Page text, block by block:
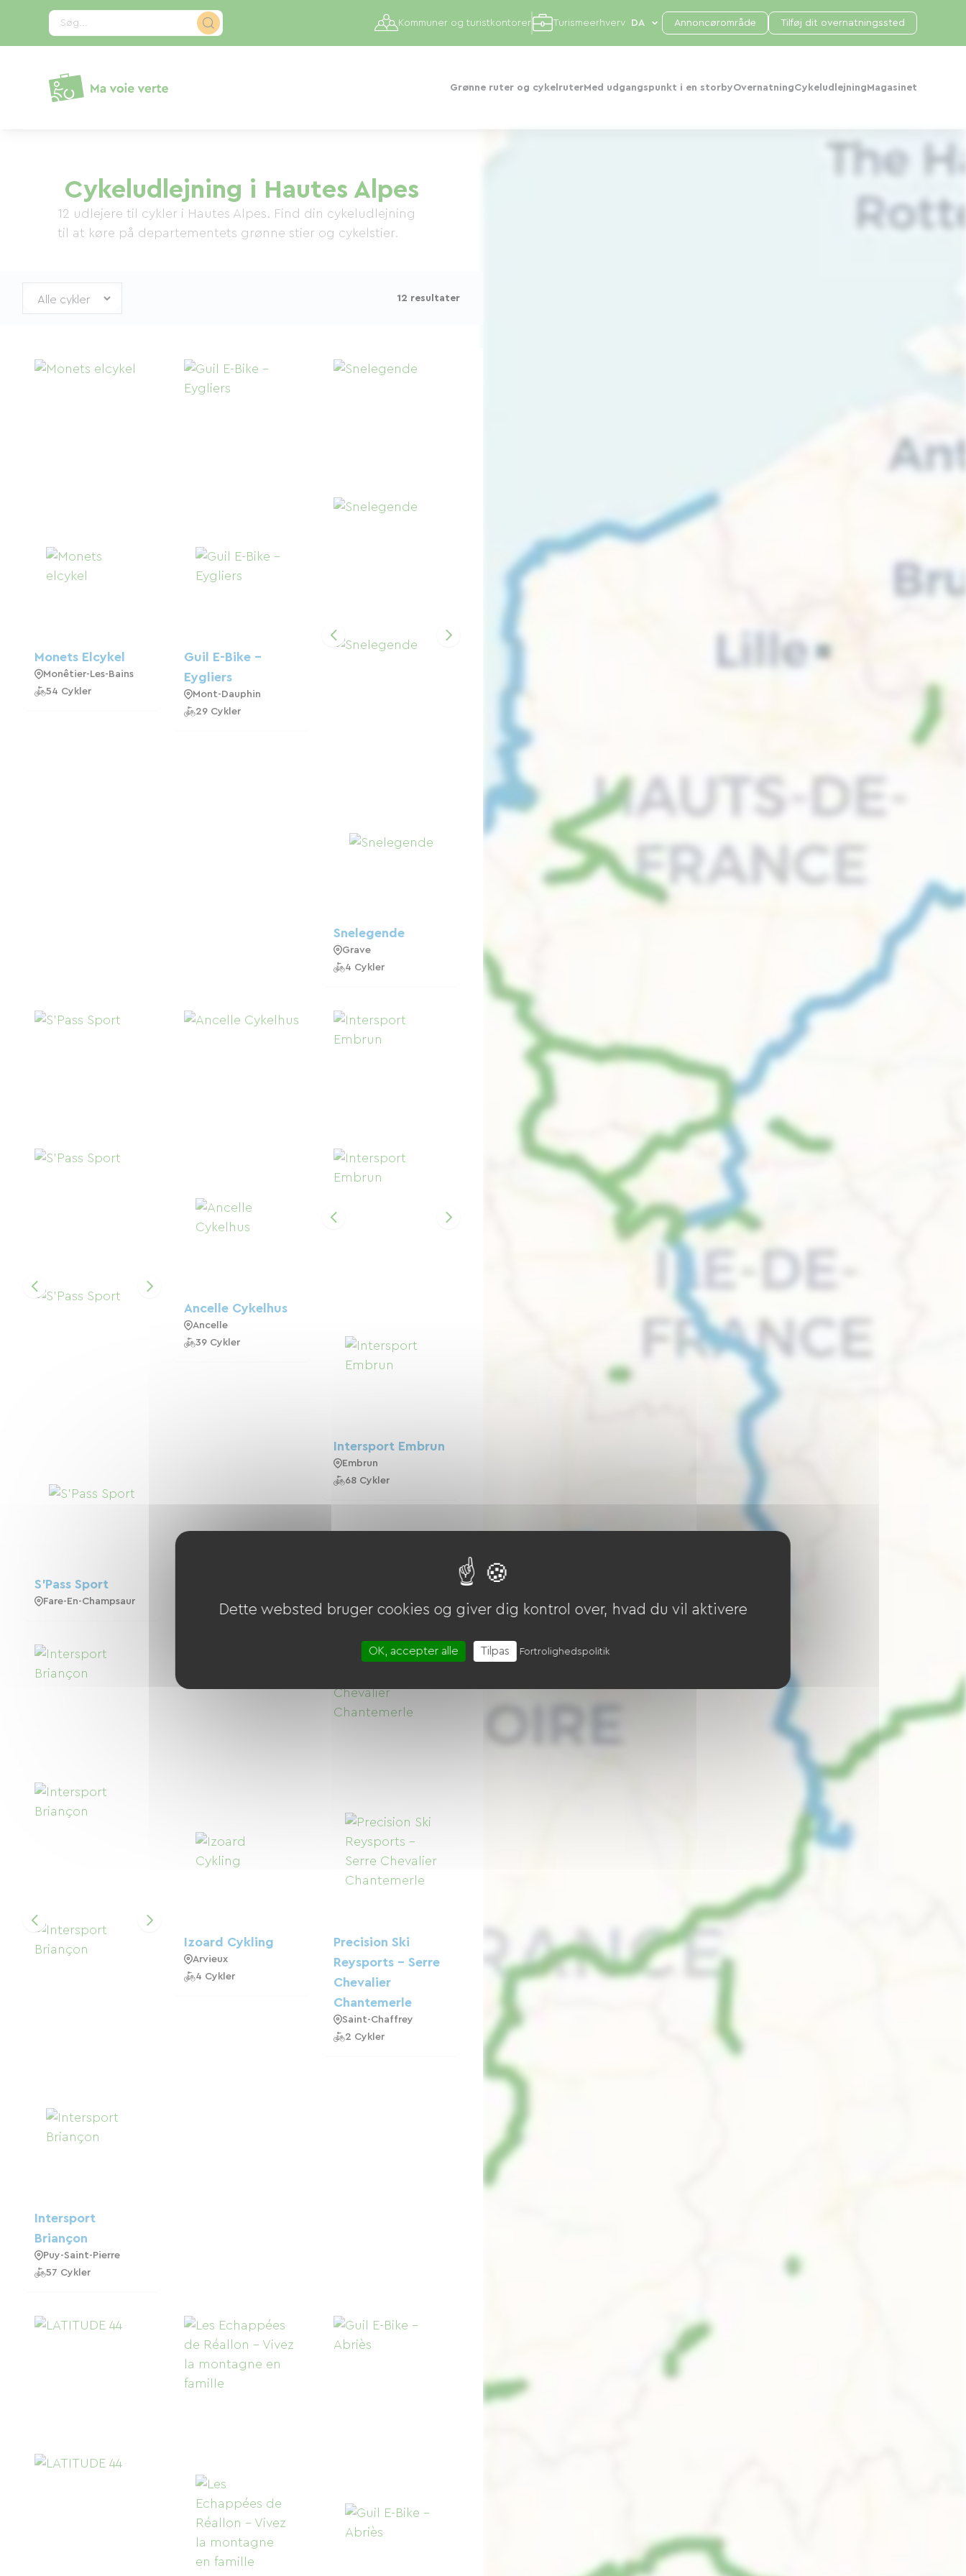
Søg...
Grønne ruter og cykelruterMed udgangspunkt i en storbyOvernatningCykeludlejning Magasinet
Kommuner og turistkontorer Turismeerhverv Annoncørområde Tilføj dit overnatningssted
Cykeludlejning i Hautes Alpes
12 udlejere til cykler i Hautes Alpes. Find din cykeludlejning
til at køre på departementets grønne stier og cykelstier.
12 resultater
Monets Elcykel
Monêtier-Les-Bains
54 Cykler
Guil E-Bike -
Eygliers
Mont-Dauphin
29 Cykler
Snelegende
Grave
4 Cykler
S'Pass Sport
Fare-En-Champsaur
Ancelle Cykelhus
Ancelle
39 Cykler
Intersport Embrun
Embrun
68 Cykler
Intersport
Briançon
Puy-Saint-Pierre
57 Cykler
Izoard Cykling
Arvieux
4 Cykler
Precision Ski
Reysports - Serre
Chevalier
Chantemerle
Saint-Chaffrey
2 Cykler
CCookie-styringspanel
Dette websted bruger cookies og giver dig kontrol over, hvad du vil aktivere
OK, accepter alle Tilpas Fortrolighedspolitik